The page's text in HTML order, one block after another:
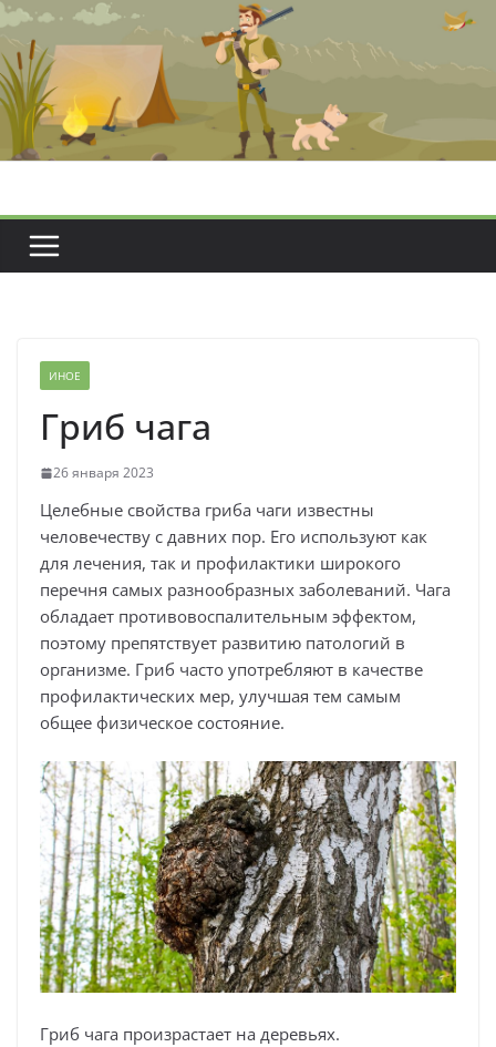
Перейти
содержимому
ИНОЕ
Гриб чага
26 января 2023
Целебные свойства гриба чаги известны
человечеству с давних пор. Его используют как
для лечения, так и профилактики широкого
перечня самых разнообразных заболеваний. Чага
обладает противовоспалительным эффектом,
поэтому препятствует развитию патологий в
организме. Гриб часто употребляют в качестве
профилактических мер, улучшая тем самым
общее физическое состояние.
Гриб чага произрастает на деревьях.